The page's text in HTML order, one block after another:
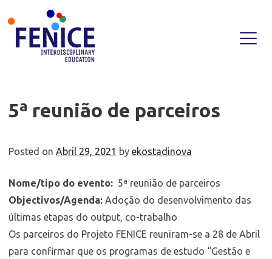
Skip5ª reunião de parceiros
Posted on Abril 29, 2021 by ekostadinova
Nome/tipo do evento: 5ª reunião de parceiros
Objectivos/Agenda: Adoção do desenvolvimento das
últimas etapas do output, co-trabalho
Os parceiros do Projeto FENICE reuniram-se a 28 de Abril
para confirmar que os programas de estudo “Gestão e